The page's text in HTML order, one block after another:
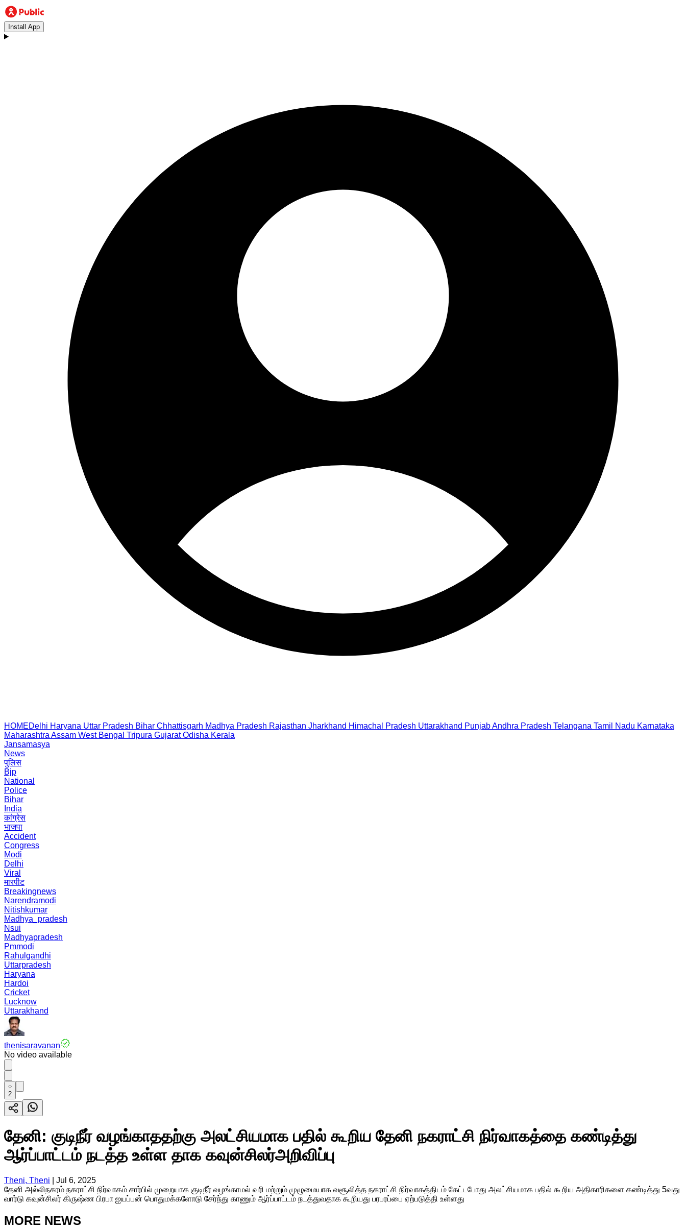
Install App
HOMEDelhi Haryana Uttar Pradesh Bihar Chhattisgarh Madhya Pradesh Rajasthan Jharkhand Himachal Pradesh Uttarakhand PunjabAndhra Pradesh Telangana Tamil Nadu Karnataka
Maharashtra Assam West Bengal Tripura Gujarat Odisha Kerala
Jansamasya
News
पुलिस
Bjp
National
Police
Bihar
India
कांग्रेस
भाजपा
Accident
Congress
Modi
Delhi
Viral
मारपीट
Breakingnews
Narendramodi
Nitishkumar
Madhya_pradesh
Nsui
Madhyapradesh
Pmmodi
Rahulgandhi
Uttarpradesh
Haryana
Hardoi
Cricket
Lucknow
Uttarakhand
thenisaravanan
No video available
2
தேனி: குடிநீர் வழங்காததற்கு அலட்சியமாக பதில் கூறிய தேனி நகராட்சி நிர்வாகத்தை கண்டித்து
ஆர்ப்பாட்டம் நடத்த உள்ள தாக கவுன்சிலர்அறிவிப்பு
Theni, Theni
Jul 6, 2025
தேனி அல்லிநகரம் நகராட்சி நிர்வாகம் சார்பில் முறையாக குடிநீர் வழங்காமல் வரி மற்றும் முழுமையாக வசூலித்த நகராட்சி நிர்வாகத்திடம் கேட்டபோது அலட்சியமாக பதில் கூறிய அதிகாரிகளை கண்டித்து 5வது
வார்டு கவுன்சிலர் கிருஷ்ண பிரபா ஐயப்பன் பொதுமக்களோடு சேர்ந்து காணும் ஆர்ப்பாட்டம் நடத்துவதாக கூறியது பரபரப்பை ஏற்படுத்தி உள்ளது
MORE NEWS